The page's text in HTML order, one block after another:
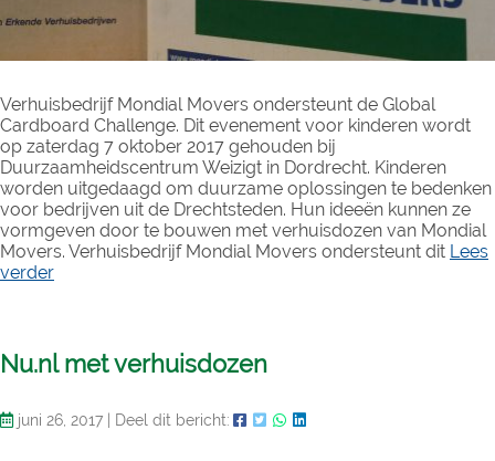
Verhuisbedrijf Mondial Movers ondersteunt de Global
Cardboard Challenge. Dit evenement voor kinderen wordt
op zaterdag 7 oktober 2017 gehouden bij
Duurzaamheidscentrum Weizigt in Dordrecht. Kinderen
worden uitgedaagd om duurzame oplossingen te bedenken
voor bedrijven uit de Drechtsteden. Hun ideeën kunnen ze
vormgeven door te bouwen met verhuisdozen van Mondial
Movers. Verhuisbedrijf Mondial Movers ondersteunt dit Lees
verder
Nu.nl met verhuisdozen
juni 26, 2017 Deel dit bericht: